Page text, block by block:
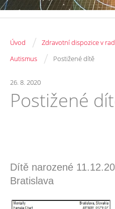
Úvod / Zdravotní dispozice v
Autismus / Postižené dítě
26. 8. 2020
Postižené
Dítě narozené
Bratislava